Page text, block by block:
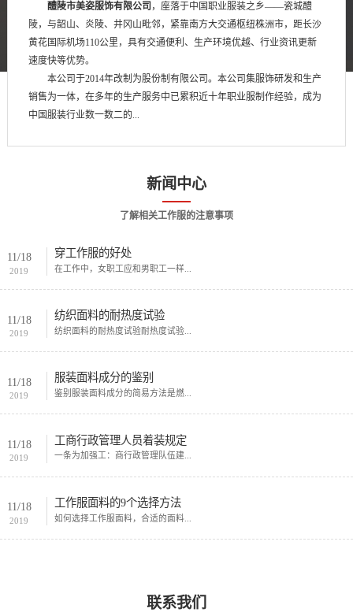
醴陵市美姿服饰有限公司 ，座落于中国职业服装之乡——瓷城醴
陵，与韶山、炎陵、井冈山毗邻，紧靠南方大交通枢纽株洲市，距长沙
黄花国际机场110公里，具有交通便利、生产环境优越、行业资讯更新
速度快等优势。
本公司于2014年改制为股份制有限公司。本公司集服饰研发和生产
销售为一体，在多年的生产服务中已累积近十年职业服制作经验，成为
中国服装行业数一数二的...
新闻中心
了解相关工作服的注意事项
11/18
2019
穿工作服的好处
在工作中，女职工应和男职工一样...
11/18
2019
纺织面料的耐热度试验
纺织面料的耐热度试验耐热度试验...
11/18
2019
服装面料成分的鉴别
鉴别服装面料成分的简易方法是燃...
11/18
2019
工商行政管理人员着装规定
一条为加强工：商行政管理队伍建...
11/18
2019
工作服面料的9个选择方法
如何选择工作服面料，合适的面料...
联系我们